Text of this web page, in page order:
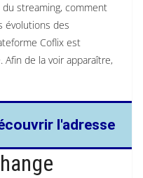
du streaming, comment
évolutions des
Coflix est
Afin de la voir apparaître,
l'adresse